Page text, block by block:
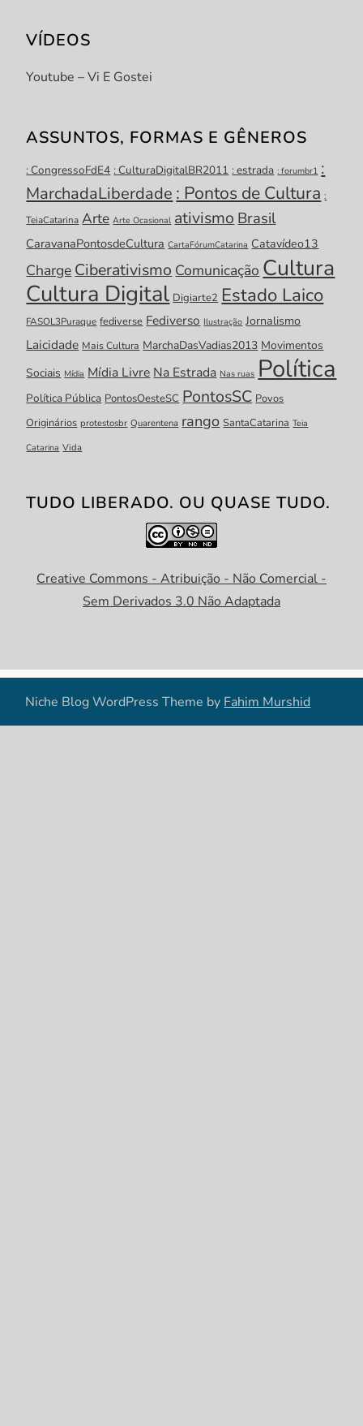
VÍDEOS
Youtube – Vi E Gostei
ASSUNTOS, FORMAS E GÊNEROS
: CongressoFdE4 : CulturaDigitalBR2011 : estrada : forumbr1 :
MarchadaLiberdade : Pontos de Cultura :
TeiaCatarina Arte Arte Ocasional ativismoBrasil
CaravanaPontosdeCultura CartaFórumCatarina Catavídeo13
ChargeCiberativismoComunicação Cultura
Cultura Digital Digiarte2 Estado Laico
FASOL3Puraque fediverse Fediverso Ilustração Jornalismo
Laicidade Mais Cultura MarchaDasVadias2013 Movimentos
Sociais Mídia Mídia LivreNa Estrada Nas ruas Política
Política Pública PontosOesteSC PontosSC Povos
Originários protestosbr Quarentena rango SantaCatarina Teia
Catarina Vida
TUDO LIBERADO. OU QUASE TUDO.
Creative Commons - Atribuição - Não Comercial -
Sem Derivados 3.0 Não Adaptada
Niche Blog WordPress Theme byFahim Murshid